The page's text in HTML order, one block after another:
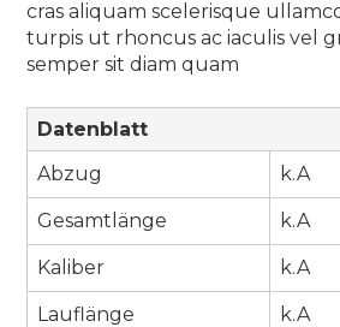
cras aliquam scelerisque
turpis ut rhoncus ac iaculis vel
semper sit diam quam
Datenblatt
Abzug
k.A
Gesamtlänge k.A
Kaliber k.A
Lauflänge k.A